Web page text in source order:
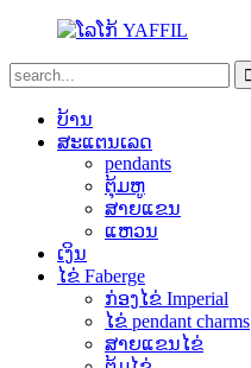
ບ້ານ
ສະແຕນເລດ
pendants
ຕຸ້ມຫູ
ສາຍແຂນ
ແຫວນ
ເງິນ
ໄຂ່ Faberge
ກ່ອງໄຂ່ Imperial
ໄຂ່ pendant charms
ສາຍແຂນໄຂ່